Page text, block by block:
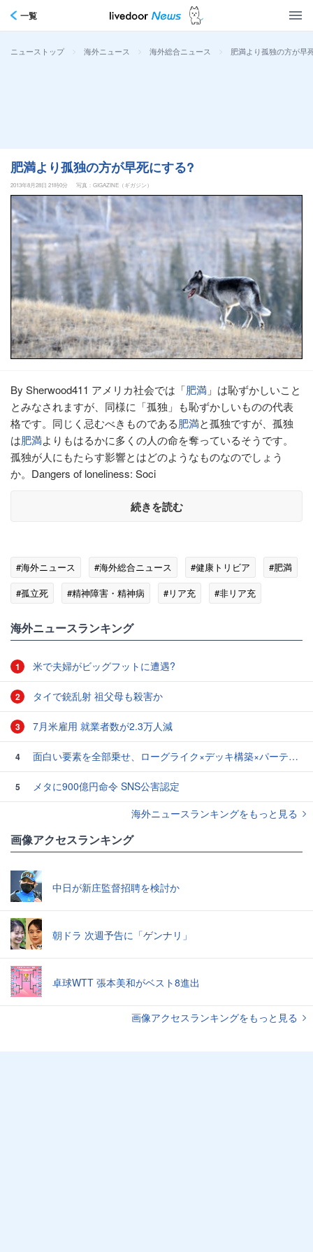
一覧
ニューストップ > 海外ニュース > 海外総合ニュース > 肥満より孤独の方が早
肥満より孤独の方が早死にする?
2013年8月28日 21時0分 写真：GIGAZINE（ギガジン）
By Sherwood411 アメリカ社会では「肥満 」は恥ずかしいこと
とみなされますが、同様に「孤独」も恥ずかしいものの代表
格です。同じく忌むべきものである肥満と孤独ですが、孤独
は肥満よりもはるかに多くの人の命を奪っているそうです。
孤独が人にもたらす影響とはどのようなものなのでしょう
か。Dangers of loneliness: Soci
続きを読む
#海外ニュース #海外総合ニュース #健康トリビア
#肥満
#孤立死
#精神障害・精神病 #リア充
#非リア充
海外ニュースランキング
1 米で夫婦がビッグフットに遭遇?
2 タイで銃乱射 祖父母も殺害か
3 7月米雇用 就業者数が2.3万人減
4 面白い要素を全部乗せ、ローグライク×デッキ構築×パーティ制RPGの「Chrono Ark」を遊んでみた
5
メタに900億円命令 SNS公害認定
海外ニュースランキングをもっと見る
画像アクセスランキング
中日が新庄監督招聘を検討か
朝ドラ 次週予告に「ゲンナリ」
卓球WTT 張本美和がベスト8進出
画像アクセスランキングをもっと見る